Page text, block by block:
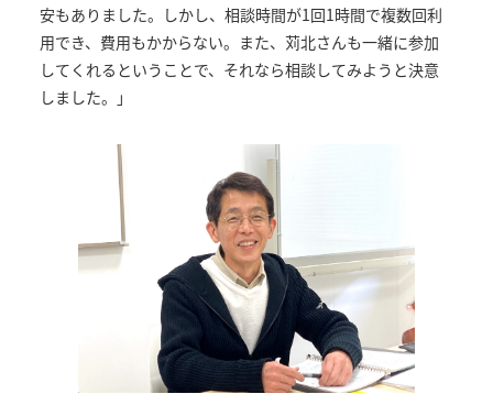
安もありました。しかし、相談時間が1回1時間で複数回利
用でき、費用もかからない。また、苅北さんも一緒に参加
してくれるということで、それなら相談してみようと決意
しました。」